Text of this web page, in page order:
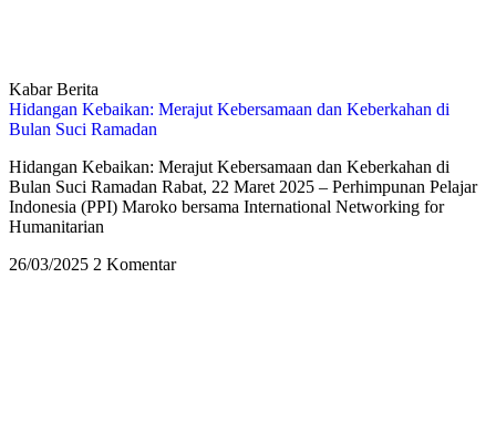
Kabar Berita
Hidangan Kebaikan: Merajut Kebersamaan dan Keberkahan di
Bulan Suci Ramadan
Hidangan Kebaikan: Merajut Kebersamaan dan Keberkahan di
Bulan Suci Ramadan Rabat, 22 Maret 2025 – Perhimpunan Pelajar
Indonesia (PPI) Maroko bersama International Networking for
Humanitarian
26/03/2025 2 Komentar